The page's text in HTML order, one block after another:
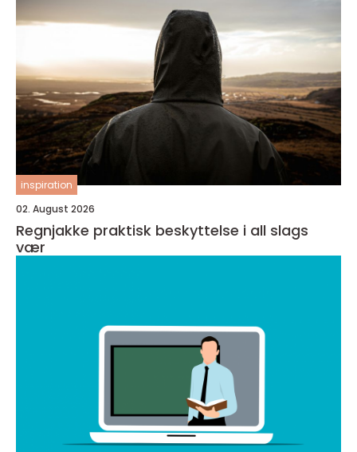
inspiration
02. August 2026
Regnjakke praktisk beskyttelse i all slags
vær